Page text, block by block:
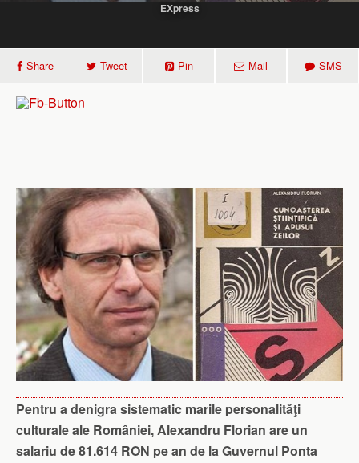
EXpress
Share Tweet Pin Mail SMS
Pentru a denigra sistematic marile personalităţi
culturale ale României, Alexandru Florian are un
salariu de 81.614 RON pe an de la Guvernul Ponta